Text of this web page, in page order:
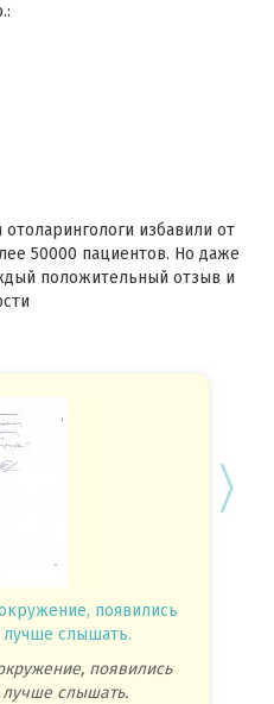
избавили от
50000 пациентов. Но даже
положительный отзыв и
появились
слышать.
появились
слышать.